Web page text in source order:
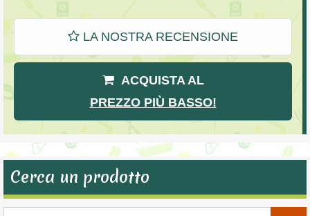
LA NOSTRA RECENSIONE
ACQUISTA AL
PREZZO PIÙ BASSO!
Cerca un prodotto